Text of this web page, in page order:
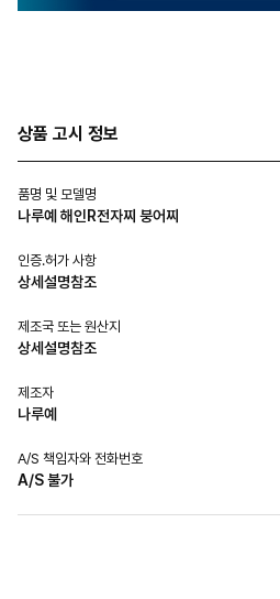
상품 고시 정보
품명 및 모델명
나루예 해인R전자찌 붕어찌
인증.허가 사항
상세설명참조
제조국 또는 원산지
상세설명참조
제조자
나루예
A/S 책임자와 전화번호
A/S 불가